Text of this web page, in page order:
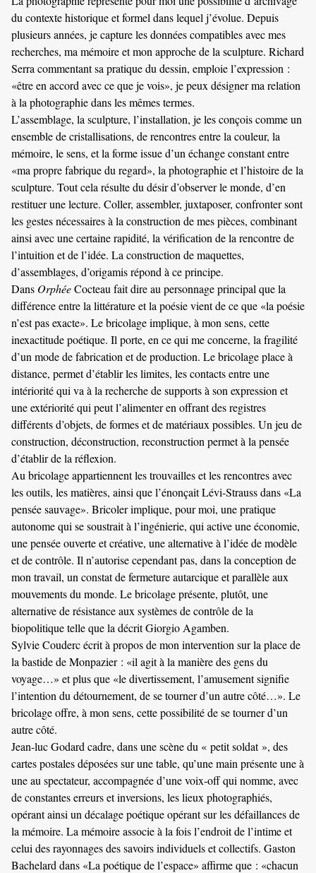
du contexte historique et formel dans lequel j’évolue. Depuis
plusieurs années, je capture les données compatibles avec mes
recherches, ma mémoire et mon approche de la sculpture. Richard
Serra commentant sa pratique du dessin, emploie l’expression :
«être en accord avec ce que je vois», je peux désigner ma relation
à la photographie dans les mêmes termes.
L’assemblage, la sculpture, l’installation, je les conçois comme un
ensemble de cristallisations, de rencontres entre la couleur, la
mémoire, le sens, et la forme issue d’un échange constant entre
«ma propre fabrique du regard», la photographie et l’histoire de la
sculpture. Tout cela résulte du désir d’observer le monde, d’en
restituer une lecture. Coller, assembler, juxtaposer, confronter sont
les gestes nécessaires à la construction de mes pièces, combinant
ainsi avec une certaine rapidité, la vérification de la rencontre de
l’intuition et de l’idée. La construction de maquettes,
d’assemblages, d’origamis répond à ce principe.
Dans OrphéeCocteau fait dire au personnage principal que la
différence entre la littérature et la poésie vient de ce que «la poésie
n’est pas exacte». Le bricolage implique, à mon sens, cette
inexactitude poétique. Il porte, en ce qui me concerne, la fragilité
d’un mode de fabrication et de production. Le bricolage place à
distance, permet d’établir les limites, les contacts entre une
intériorité qui va à la recherche de supports à son expression et
une extériorité qui peut l’alimenter en offrant des registres
différents d’objets, de formes et de matériaux possibles. Un jeu de
construction, déconstruction, reconstruction permet à la pensée
d’établir de la réflexion.
Au bricolage appartiennent les trouvailles et les rencontres avec
les outils, les matières, ainsi que l’énonçait Lévi-Strauss dans «La
pensée sauvage». Bricoler implique, pour moi, une pratique
autonome qui se soustrait à l’ingénierie, qui active une économie,
une pensée ouverte et créative, une alternative à l’idée de modèle
et de contrôle. Il n’autorise cependant pas, dans la conception de
mon travail, un constat de fermeture autarcique et parallèle aux
mouvements du monde. Le bricolage présente, plutôt, une
alternative de résistance aux systèmes de contrôle de la
biopolitique telle que la décrit Giorgio Agamben.
Sylvie Couderc écrit à propos de mon intervention sur la place de
la bastide de Monpazier : «il agit à la manière des gens du
voyage…» et plus que «le divertissement, l’amusement signifie
l’intention du détournement, de se tourner d’un autre côté…». Le
bricolage offre, à mon sens, cette possibilité de se tourner d’un
autre côté.
Jean-luc Godard cadre, dans une scène du « petit soldat », des
cartes postales déposées sur une table, qu’une main présente une à
une au spectateur, accompagnée d’une voix-off qui nomme, avec
de constantes erreurs et inversions, les lieux photographiés,
opérant ainsi un décalage poétique opérant sur les défaillances de
la mémoire. La mémoire associe à la fois l’endroit de l’intime et
celui des rayonnages des savoirs individuels et collectifs. Gaston
Bachelard dans «La poétique de l’espace» affirme que : «chacun